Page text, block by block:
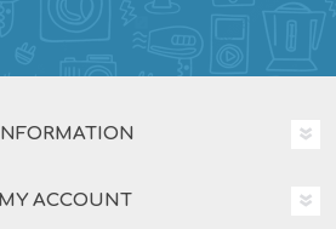
INFORMATION
MY ACCOUNT